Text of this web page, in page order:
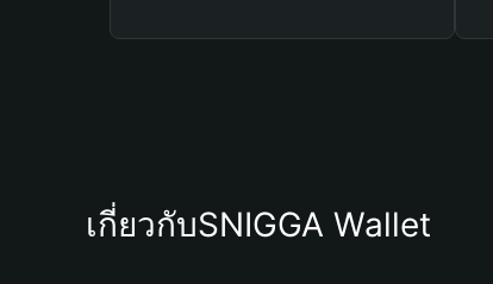
เกี่ยวกับSNIGGA Wallet